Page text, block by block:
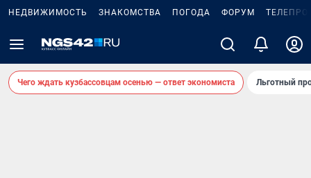
НЕДВИЖИМОСТЬ ЗНАКОМСТВА ПОГОДА ФОРУМ
Чего ждать кузбассовцам осенью — ответ экономиста Льготный